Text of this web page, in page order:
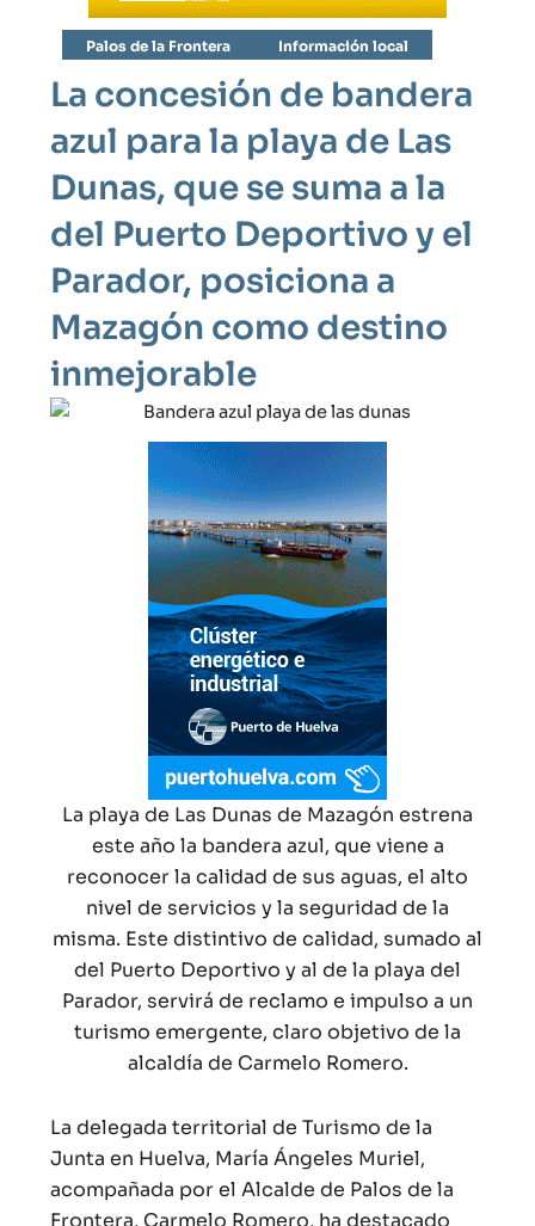
Palos de la Frontera Información local
La concesión de bandera
azul para la playa de Las
Dunas, que se suma a la
del Puerto Deportivo y el
Parador, posiciona a
Mazagón como destino
inmejorable
La playa de Las Dunas de Mazagón estrena
este año la bandera azul, que viene a
reconocer la calidad de sus aguas, el alto
nivel de servicios y la seguridad de la
misma. Este distintivo de calidad, sumado al
del Puerto Deportivo y al de la playa del
Parador, servirá de reclamo e impulso a un
turismo emergente, claro objetivo de la
alcaldía de Carmelo Romero.
La delegada territorial de Turismo de la
Junta en Huelva, María Ángeles Muriel,
acompañada por el Alcalde de Palos de la
Frontera, Carmelo Romero, ha destacado